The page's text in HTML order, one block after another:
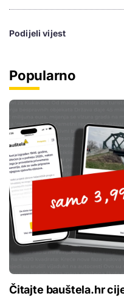
Podijeli vijest
Popularno
Čitajte bauštela.hr